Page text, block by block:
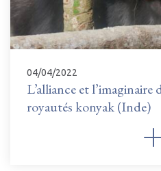
04/04/2022
L’alliance et
royautés konyak (Inde)